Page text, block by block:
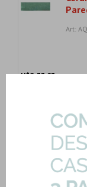
Art:
U$S33.03
Art: